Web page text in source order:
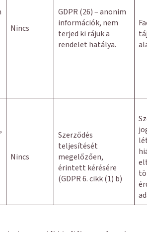
Nincs
GDPR (26) – anonim
információk, nem
terjed ki rájuk a
rendelet hatálya.
Nincs
Szerződés
teljesítését
megelőzően,
érintett kérésére
(GDPR 6. cikk (1) b)